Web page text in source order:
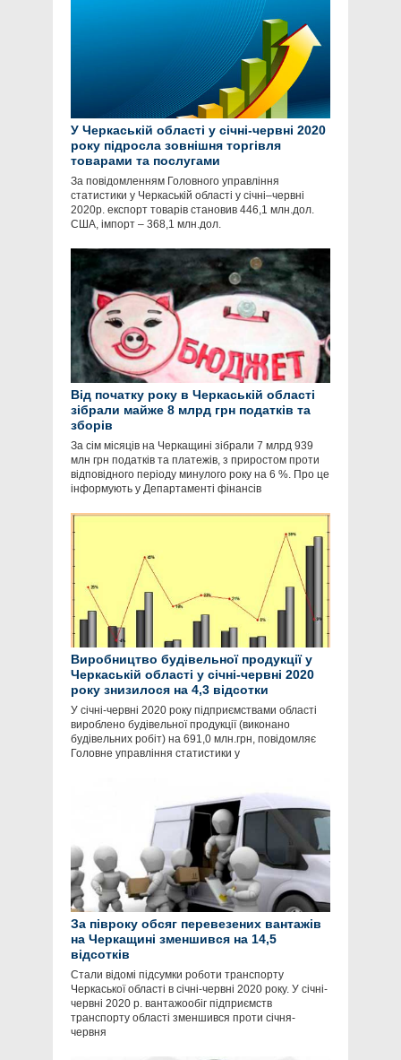
У Черкаській області у січні-червні 2020
року підросла зовнішня торгівля
товарами та послугами
За повідомленням Головного управління
статистики у Черкаській області у січні–червні
2020р. експорт товарів становив 446,1 млн.дол.
США, імпорт – 368,1 млн.дол.
Від початку року в Черкаській області
зібрали майже 8 млрд грн податків та
зборів
За сім місяців на Черкащині зібрали 7 млрд 939
млн грн податків та платежів, з приростом проти
відповідного періоду минулого року на 6 %. Про це
інформують у Департаменті фінансів
Виробництво будівельної продукції у
Черкаській області у січні-червні 2020
року знизилося на 4,3 відсотки
У січні-червні 2020 року підприємствами області
вироблено будівельної продукції (виконано
будівельних робіт) на 691,0 млн.грн, повідомляє
Головне управління статистики у
За півроку обсяг перевезених вантажів
на Черкащині зменшився на 14,5
відсотків
Стали відомі підсумки роботи транспорту
Черкаської області в січні-червні 2020 року. У січні-
червні 2020 р. вантажообіг підприємств
транспорту області зменшився проти січня-
червня